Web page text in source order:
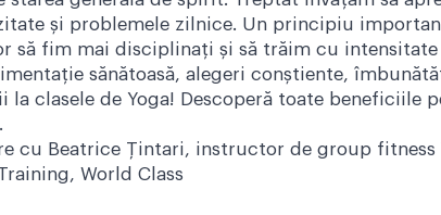
și problemele zilnice. Un principiu
să fim mai disciplinați și să trăim cu
sănătoasă, alegeri conștiente,
la clasele de Yoga! Descoperă toate beneficiile
.
cu Beatrice Țintari, instructor de group fitness
, World Class